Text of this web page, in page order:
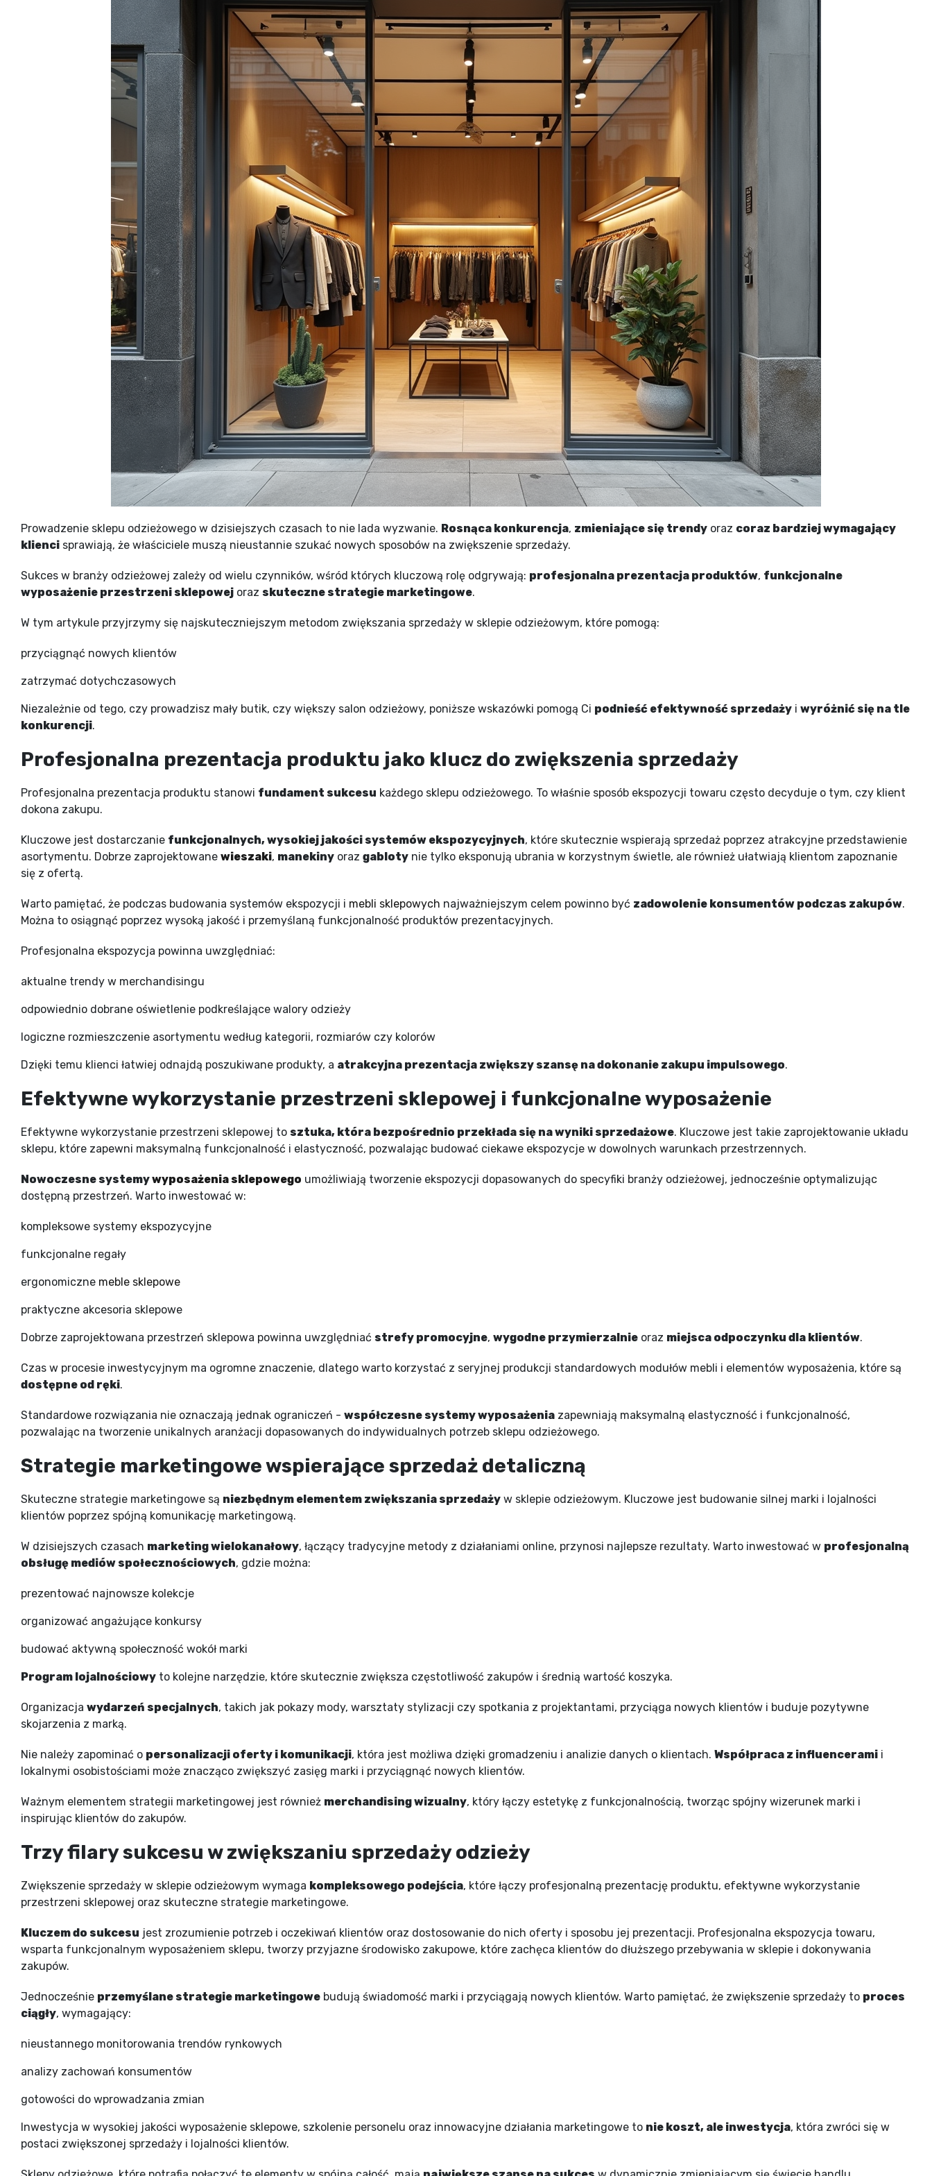
Prowadzenie sklepu odzieżowego w dzisiejszych czasach to nie lada wyzwanie. Rosnąca konkurencja, zmieniające się trendy oraz coraz bardziej wymagający
klienci sprawiają, że właściciele muszą nieustannie szukać nowych sposobów na zwiększenie sprzedaży.
Sukces w branży odzieżowej zależy od wielu czynników, wśród których kluczową rolę odgrywają: profesjonalna prezentacja produktów, funkcjonalne
wyposażenie przestrzeni sklepowej oraz skuteczne strategie marketingowe.
W tym artykule przyjrzymy się najskuteczniejszym metodom zwiększania sprzedaży w sklepie odzieżowym, które pomogą:
przyciągnąć nowych klientów
zatrzymać dotychczasowych
Niezależnie od tego, czy prowadzisz mały butik, czy większy salon odzieżowy, poniższe wskazówki pomogą Ci podnieść efektywność sprzedaży i wyróżnić się na tle
konkurencji.
Profesjonalna prezentacja produktu jako klucz do zwiększenia sprzedaży
Profesjonalna prezentacja produktu stanowi fundament sukcesu każdego sklepu odzieżowego. To właśnie sposób ekspozycji towaru często decyduje o tym, czy klient
dokona zakupu.
Kluczowe jest dostarczanie funkcjonalnych, wysokiej jakości systemów ekspozycyjnych, które skutecznie wspierają sprzedaż poprzez atrakcyjne przedstawienie
asortymentu. Dobrze zaprojektowane wieszaki, manekiny oraz gabloty nie tylko eksponują ubrania w korzystnym świetle, ale również ułatwiają klientom zapoznanie
się z ofertą.
Warto pamiętać, że podczas budowania systemów ekspozycji i mebli sklepowych najważniejszym celem powinno być zadowolenie konsumentów podczas zakupów.
Można to osiągnąć poprzez wysoką jakość i przemyślaną funkcjonalność produktów prezentacyjnych.
Profesjonalna ekspozycja powinna uwzględniać:
aktualne trendy w merchandisingu
odpowiednio dobrane oświetlenie podkreślające walory odzieży
logiczne rozmieszczenie asortymentu według kategorii, rozmiarów czy kolorów
Dzięki temu klienci łatwiej odnajdą poszukiwane produkty, a atrakcyjna prezentacja zwiększy szansę na dokonanie zakupu impulsowego.
Efektywne wykorzystanie przestrzeni sklepowej i funkcjonalne wyposażenie
Efektywne wykorzystanie przestrzeni sklepowej to sztuka, która bezpośrednio przekłada się na wyniki sprzedażowe. Kluczowe jest takie zaprojektowanie układu
sklepu, które zapewni maksymalną funkcjonalność i elastyczność, pozwalając budować ciekawe ekspozycje w dowolnych warunkach przestrzennych.
Nowoczesne systemywyposażenia sklepowego umożliwiają tworzenie ekspozycji dopasowanych do specyfiki branży odzieżowej, jednocześnie optymalizując
dostępną przestrzeń. Warto inwestować w:
kompleksowe systemy ekspozycyjne
funkcjonalne regały
ergonomiczne meble sklepowe
praktyczne akcesoria sklepowe
Dobrze zaprojektowana przestrzeń sklepowa powinna uwzględniać strefy promocyjne, wygodne przymierzalnie oraz miejsca odpoczynku dla klientów.
Czas w procesie inwestycyjnym ma ogromne znaczenie, dlatego warto korzystać z seryjnej produkcji standardowych modułów mebli i elementów wyposażenia, które są
dostępne od ręki.
Standardowe rozwiązania nie oznaczają jednak ograniczeń - współczesne systemy wyposażenia zapewniają maksymalną elastyczność i funkcjonalność,
pozwalając na tworzenie unikalnych aranżacji dopasowanych do indywidualnych potrzeb sklepu odzieżowego.
Strategie marketingowe wspierające sprzedaż detaliczną
Skuteczne strategie marketingowe są niezbędnym elementem zwiększania sprzedaży w sklepie odzieżowym. Kluczowe jest budowanie silnej marki i lojalności
klientów poprzez spójną komunikację marketingową.
W dzisiejszych czasach marketing wielokanałowy, łączący tradycyjne metody z działaniami online, przynosi najlepsze rezultaty. Warto inwestować w profesjonalną
obsługę mediów społecznościowych, gdzie można:
prezentować najnowsze kolekcje
organizować angażujące konkursy
budować aktywną społeczność wokół marki
Program lojalnościowy to kolejne narzędzie, które skutecznie zwiększa częstotliwość zakupów i średnią wartość koszyka.
Organizacja wydarzeń specjalnych, takich jak pokazy mody, warsztaty stylizacji czy spotkania z projektantami, przyciąga nowych klientów i buduje pozytywne
skojarzenia z marką.
Nie należy zapominać o personalizacji oferty i komunikacji, która jest możliwa dzięki gromadzeniu i analizie danych o klientach. Współpraca z influencerami i
lokalnymi osobistościami może znacząco zwiększyć zasięg marki i przyciągnąć nowych klientów.
Ważnym elementem strategii marketingowej jest również merchandising wizualny, który łączy estetykę z funkcjonalnością, tworząc spójny wizerunek marki i
inspirując klientów do zakupów.
Trzy filary sukcesu w zwiększaniu sprzedaży odzieży
Zwiększenie sprzedaży w sklepie odzieżowym wymaga kompleksowego podejścia, które łączy profesjonalną prezentację produktu, efektywne wykorzystanie
przestrzeni sklepowej oraz skuteczne strategie marketingowe.
Kluczem do sukcesu jest zrozumienie potrzeb i oczekiwań klientów oraz dostosowanie do nich oferty i sposobu jej prezentacji. Profesjonalna ekspozycja towaru,
wsparta funkcjonalnym wyposażeniem sklepu, tworzy przyjazne środowisko zakupowe, które zachęca klientów do dłuższego przebywania w sklepie i dokonywania
zakupów.
Jednocześnie przemyślane strategie marketingowe budują świadomość marki i przyciągają nowych klientów. Warto pamiętać, że zwiększenie sprzedaży to proces
ciągły, wymagający:
nieustannego monitorowania trendów rynkowych
analizy zachowań konsumentów
gotowości do wprowadzania zmian
Inwestycja w wysokiej jakości wyposażenie sklepowe, szkolenie personelu oraz innowacyjne działania marketingowe to nie koszt, ale inwestycja, która zwróci się w
postaci zwiększonej sprzedaży i lojalności klientów.